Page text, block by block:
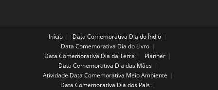
Início
Data Comemorativa Dia do Índio
Data Comemorativa Dia do Livro
Data Comemorativa Dia da Terra
Planner
Data Comemorativa Dia das Mães
Atividade Data Comemorativa Meio Ambiente
Data Comemorativa Dia dos Pais